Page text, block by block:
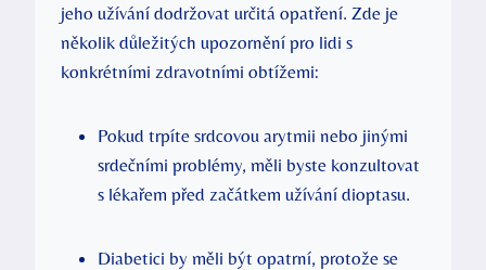
jeho užívání dodržovat určitá opatření. Zde je
několik důležitých upozornění pro lidi s
konkrétními zdravotními obtížemi:
Pokud trpíte srdcovou arytmii nebo jinými
srdečními problémy, měli byste konzultovat
s lékařem před začátkem užívání dioptasu.
Diabetici by měli být opatrní, protože se